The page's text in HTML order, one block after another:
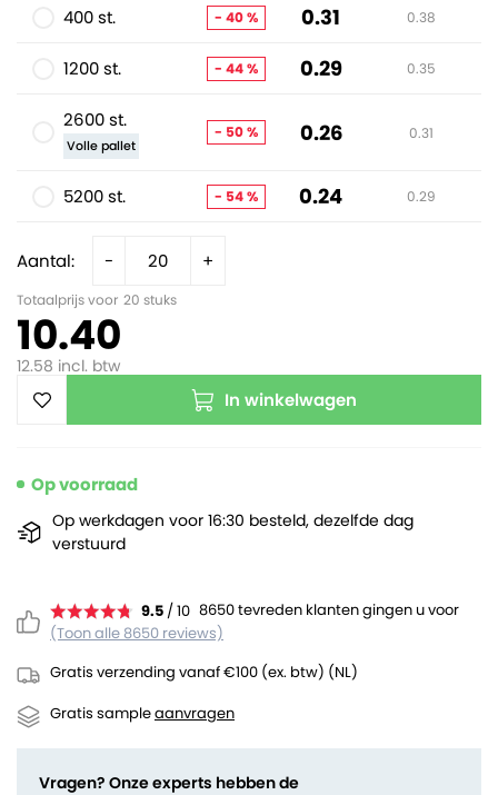
Aantal: - +
Totaalprijs voor 20 stuks
10.40
12.58 incl. btw
In winkelwagen
9.5 / 10 8650 tevreden klanten gingen u voor
(Toon alle 8650 reviews)
Gratis verzending vanaf €100 (ex. btw) (NL)
Gratis sampleaanvragen
400 st. - 40 % 0.31 0.38
1200 st. - 44 % 0.29 0.35
2600 st.
Volle pallet
- 50 % 0.26 0.31
5200 st. - 54 % 0.24 0.29
Op voorraad
Op werkdagen voor 16:30 besteld, dezelfde dag
verstuurd
Vragen? Onze experts hebben de